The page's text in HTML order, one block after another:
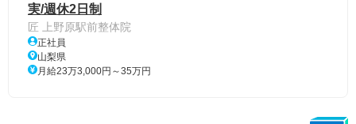
実/週休2日制
匠 上野原駅前整体院
正社員
山梨県
月給23万3,000円～35万円